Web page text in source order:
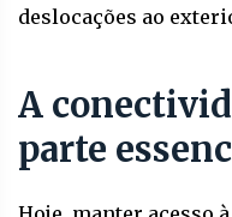
deslocações ao
A
parte